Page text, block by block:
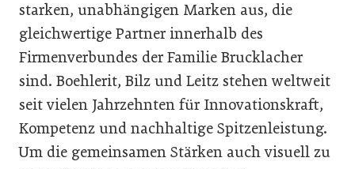
starken, unabhängigen Marken aus, die
gleichwertige Partner innerhalb des
Firmenverbundes der Familie Brucklacher
sind. Boehlerit, Bilz und Leitz stehen weltweit
seit vielen Jahrzehnten für Innovationskraft,
Kompetenz und nachhaltige Spitzenleistung.
Um die gemeinsamen Stärken auch visuell zu